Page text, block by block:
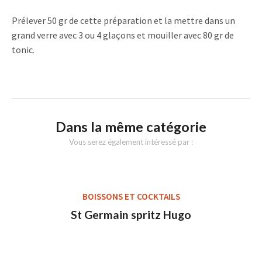
Prélever 50 gr de cette préparation et la mettre dans un
grand verre avec 3 ou 4 glaçons et mouiller avec 80 gr de
tonic.
Dans la même catégorie
Vous serez également intéressé par :
BOISSONS ET COCKTAILS
St Germain spritz Hugo